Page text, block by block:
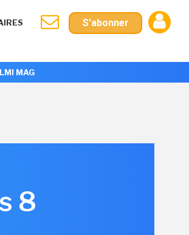
S'abonner
LMI MAG
8